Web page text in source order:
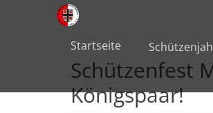
zum
Inhalt
überspringen
Primärmenü
Startseite
Schützenfest
Königspaar!